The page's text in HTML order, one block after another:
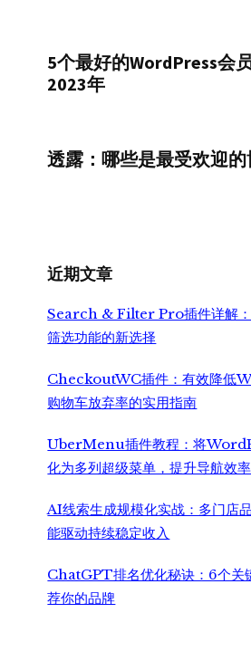
5个最好的WordPress会
2023年
透露：哪些是最受欢迎的
近期文章
Search & Filter Pro插件详解
筛选功能的新选择
CheckoutWC插件：有效降低
购物车放弃率的实用指南
UberMenu插件教程：将
化为多列超级菜单，提升导航效率
AI线索生成规模化实战：多门店
能驱动持续稳定收入
ChatGPT排名优化秘诀：6个关
荐你的品牌